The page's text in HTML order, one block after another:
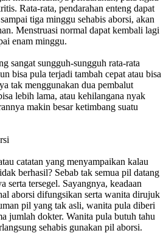
Rata-rata, pendarahan enteng dapat
tiga minggu sehabis aborsi, akan
Menstruasi normal dapat kembali lagi
enam minggu.
sangat sungguh-sungguh rata-rata
bisa pula terjadi tambah cepat atau bisa
tak menggunakan dua pembalut
lebih lama, atau kehilangana nyak
makin besar ketimbang suatu
catatan yang menyampaikan kalau
berhasil? Sebab tak semua pil datang
serta tersegel. Sayangnya, keadaan
aborsi difungsikan serta wanita dirujuk
pil yang tak asli, wanita pula diberi
jumlah dokter. Wanita pula butuh tahu
sehabis gunakan pil aborsi.